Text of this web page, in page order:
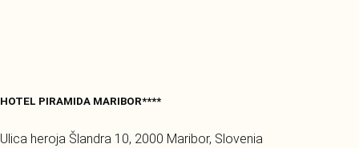
HOTEL PIRAMIDA MARIBOR****
Ulica heroja Šlandra 10, 2000 Maribor, Slovenia